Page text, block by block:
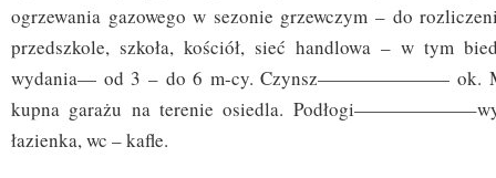
ogrzewania gazowego w sezonie grzewczym – do
przedszkole, szkoła, kościół, sieć handlowa – w tym
wydania— od 3 – do 6 m-cy. Czynsz——————— ok.
kupna garażu na terenie osiedla.
łazienka, wc – kafle.